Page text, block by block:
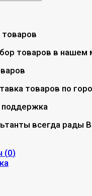
товаров в нашем
товаров по
поддержка
всегда рады
(0)